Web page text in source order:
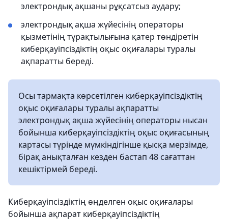
электрондық ақшаны рұқсатсыз аудару;
электрондық ақша жүйесінің операторы
қызметінің тұрақтылығына қатер төндіретін
киберқауіпсіздіктің оқыс оқиғалары туралы
ақпаратты береді.
Осы тармақта көрсетілген киберқауіпсіздіктің
оқыс оқиғалары туралы ақпаратты
электрондық ақша жүйесінің операторы нысан
бойынша киберқауіпсіздіктің оқыс оқиғасының
картасы түрінде мүмкіндігінше қысқа мерзімде,
бірақ анықталған кезден бастап 48 сағаттан
кешіктірмей береді.
Киберқауіпсіздіктің өңделген оқыс оқиғалары
бойынша ақпарат киберқауіпсіздіктің